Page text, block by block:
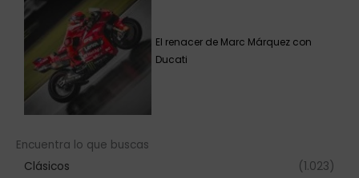
El renacer de Marc Márquez con
Ducati
Encuentra lo que buscas
Clásicos
(1.023)